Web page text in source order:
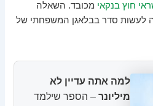
חוץ בנקאי מכובד. השאלה
לעשות סדר בבלאגן המשפחתי של
למה אתה עדיין לא
מיליונר – הספר שילמד